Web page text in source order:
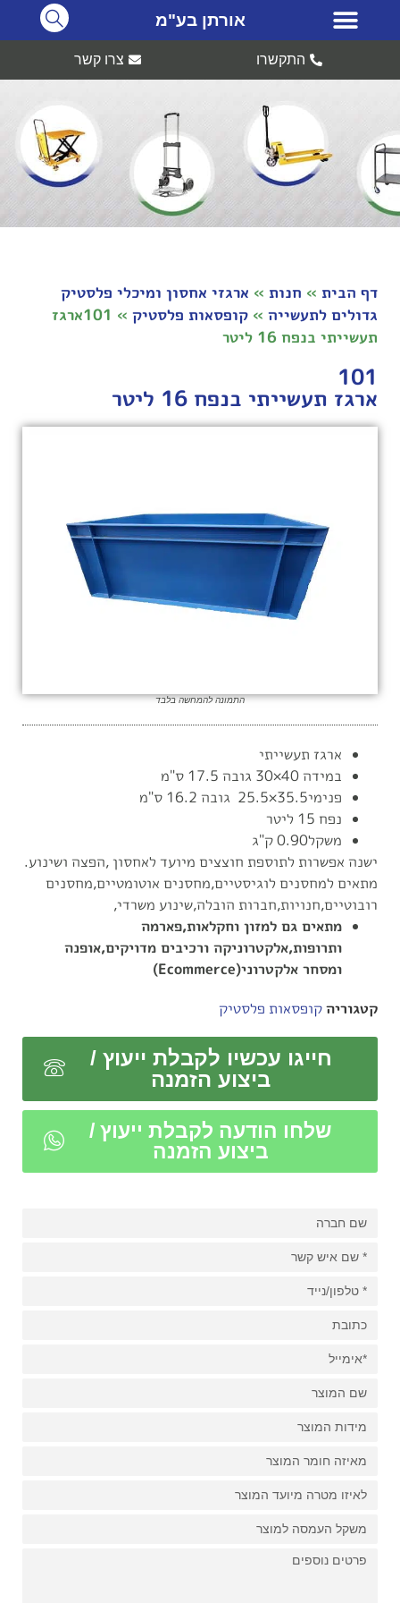
אורתן בע"מ
התקשרו צרו קשר
דף הבית » חנות » ארגזי אחסון ומיכלי פלסטיק
גדולים לתעשייה » קופסאות פלסטיק »
101ארגז
תעשייתי בנפח 16 ליטר
101
ארגז תעשייתי בנפח 16 ליטר
התמונה להמחשה בלבד
ארגז תעשייתי
במידה 40×30 גובה 17.5 ס"מ
פנימי35.5×25.5 גובה 16.2 ס"מ
נפח 15 ליטר
משקל0.90 ק"ג
ישנה אפשרות לתוספת חוצצים מיועד לאחסון ,הפצה ושינוע.
מתאים למחסנים לוגיסטיים,מחסנים אוטומטיים,מחסנים
רובוטיים,חנויות,חברות הובלה,שינוע משרדי,
מתאים גם למזון וחקלאות,פארמה
ותרופות,אלקטרוניקה ורכיבים מדויקים,אופנה
ומסחר אלקטרוני(Ecommerce)
קטגוריהקופסאות פלסטיק
חייגו עכשיו לקבלת ייעוץ /
ביצוע הזמנה
שלחו הודעה לקבלת ייעוץ /
ביצוע הזמנה